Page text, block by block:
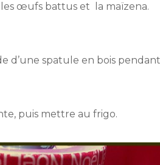
les œufs battus et la maïzena.
d’une spatule en bois
puis mettre au frigo.